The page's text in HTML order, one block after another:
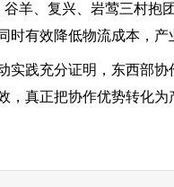
、复兴、岩莺三村抱
时有效降低物流成本，
践充分证明，东西部协
，真正把协作优势转化